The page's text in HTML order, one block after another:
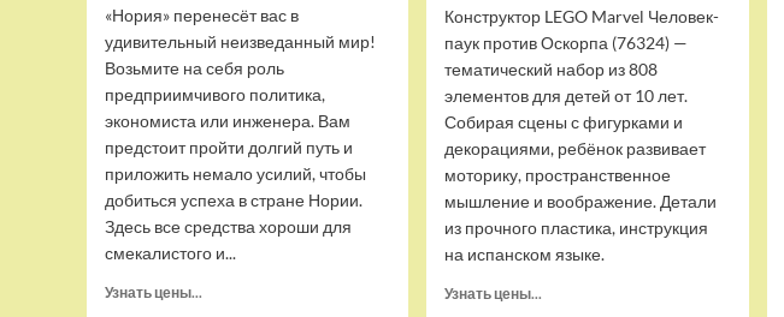
«Нория» перенесёт вас в
удивительный неизведанный мир!
Возьмите на себя роль
предприимчивого политика,
экономиста или инженера. Вам
предстоит пройти долгий путь и
приложить немало усилий, чтобы
добиться успеха в стране Нории.
Здесь все средства хороши для
смекалистого и...
Узнать цены...
Конструктор LEGO Marvel Человек-
паук против Оскорпа (76324) —
тематический набор из 808
элементов для детей от 10 лет.
Собирая сцены с фигурками и
декорациями, ребёнок развивает
моторику, пространственное
мышление и воображение. Детали
из прочного пластика, инструкция
на испанском языке.
Узнать цены...